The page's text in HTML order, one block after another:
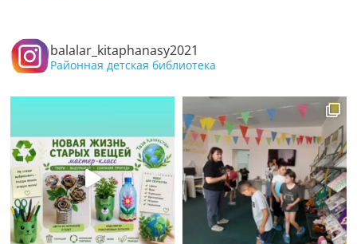
balalar_kitaphanasy2021
Районная детская библиотека